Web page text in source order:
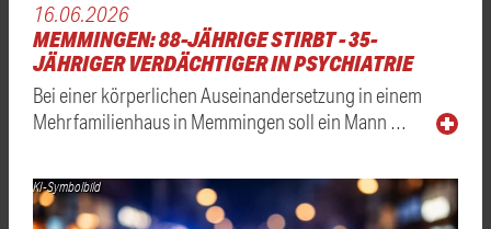
16.06.2026
MEMMINGEN: 88-JÄHRIGE STIRBT - 35-
JÄHRIGER VERDÄCHTIGER IN PSYCHIATRIE
Bei einer körperlichen Auseinandersetzung in einem
Mehrfamilienhaus in Memmingen soll ein Mann …
KI-Symbolbild